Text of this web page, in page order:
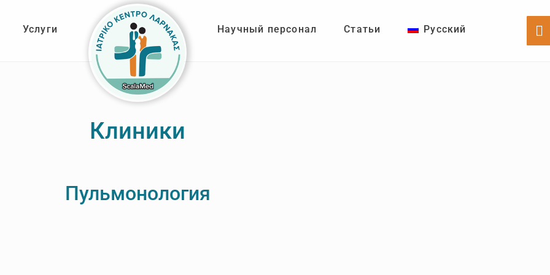
Научный персонал Статьи Русский
Услуги
Клиники
Пульмонология